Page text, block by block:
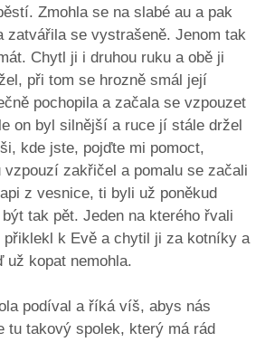
Zmohla se na slabé au a pak
zatvářila se vystrašeně. Jenom tak
Chytl ji i druhou ruku a obě ji
při tom se hrozně smál její
pochopila a začala se vzpouzet
on byl silnější a ruce jí stále držel
kde jste, pojďte mi pomoct,
vzpouzí zakřičel a pomalu se začali
z vesnice, ti byli už poněkud
tak pět. Jeden na kterého řvali
přiklekl k Evě a chytil ji za kotníky a
už kopat nemohla.
podíval a říká víš, abys nás
tu takový spolek, který má rád